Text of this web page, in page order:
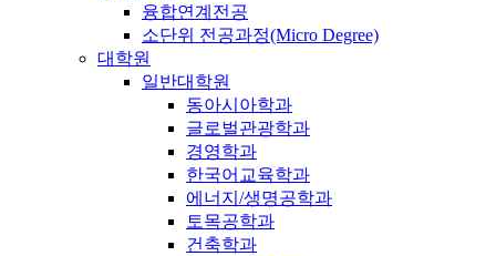
융합연계전공
소단위 전공과정(Micro Degree)
대학원
일반대학원
동아시아학과
글로벌관광학과
경영학과
한국어교육학과
에너지/생명공학과
토목공학과
건축학과